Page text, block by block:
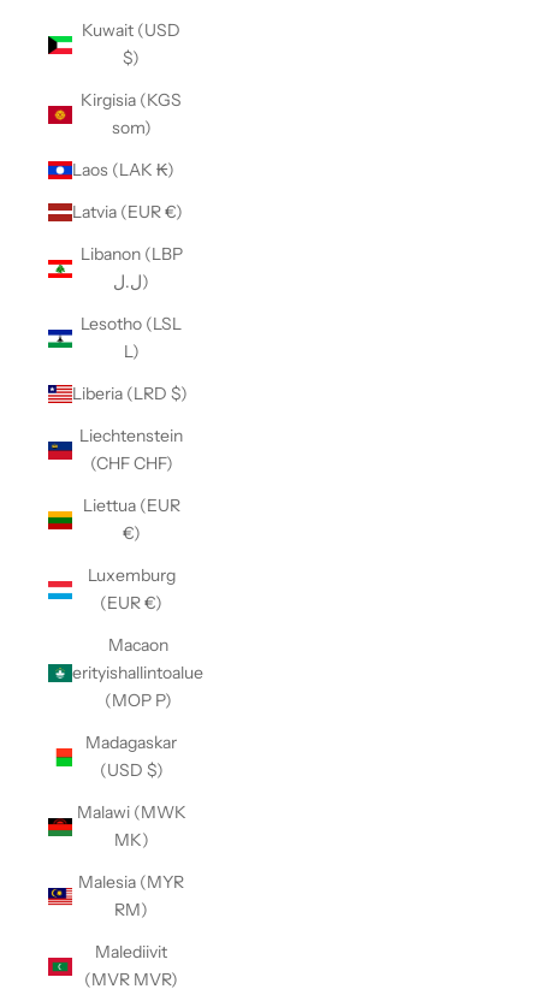
Kuwait (USD
$)
Kirgisia (KGS
som)
Laos (LAK ₭)
Latvia (EUR €)
Libanon (LBP
ل.ل)
Lesotho (LSL
L)
Liberia (LRD $)
Liechtenstein
(CHF CHF)
Liettua (EUR
€)
Luxemburg
(EUR €)
Macaon
erityishallintoalue
(MOP P)
Madagaskar
(USD $)
Malawi (MWK
MK)
Malesia (MYR
RM)
Malediivit
(MVR MVR)